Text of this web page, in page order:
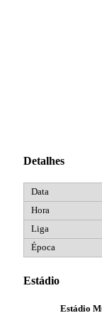
Detalhes
Estádio
Estádio